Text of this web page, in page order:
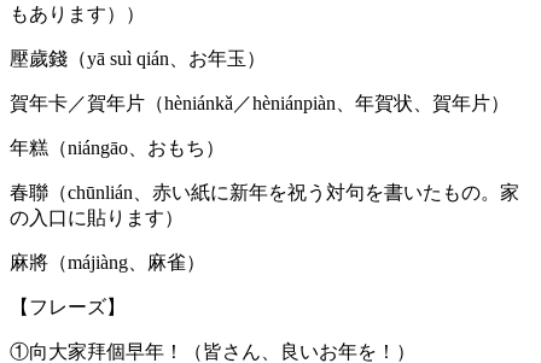
もあります））
壓歲錢（yā suì qián、お年玉）
賀年卡／賀年片（hèniánkǎ／hèniánpiàn、年賀状、賀年片）
年糕（niángāo、おもち）
春聯（chūnlián、赤い紙に新年を祝う対句を書いたもの。家
の入口に貼ります）
麻將（májiàng、麻雀）
【フレーズ】
①向大家拜個早年！（皆さん、良いお年を！）